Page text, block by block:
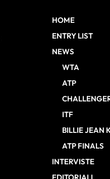
HOME
ENTRY LIST
NEWS
WTA
ATP
ITF
BILLIE JEAN
ATP FINALS
INTERVISTE